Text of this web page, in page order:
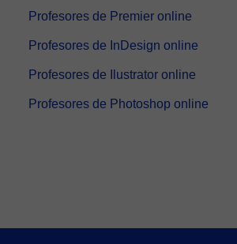
Profesores de Premier online
Profesores de InDesign online
Profesores de Ilustrator online
Profesores de Photoshop online